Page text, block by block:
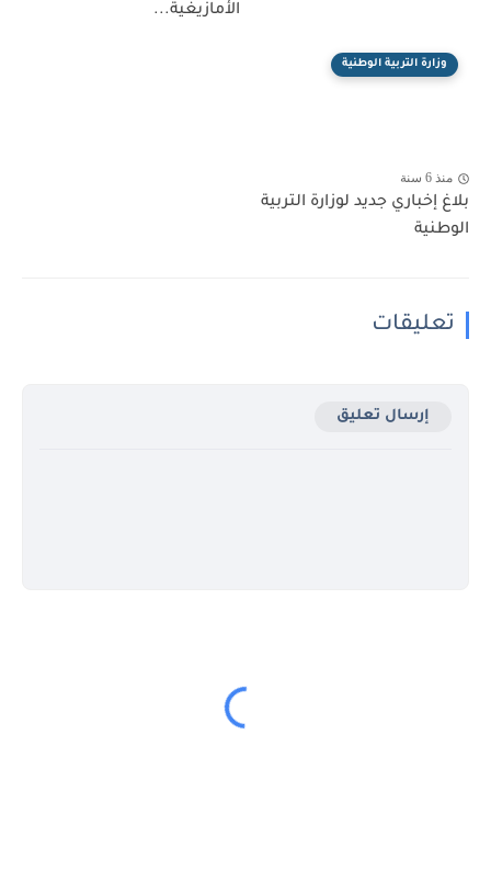
الأمازيغية...
وزارة التربية الوطنية
منذ 6 سنة
بلاغ إخباري جديد لوزارة التربية
الوطنية
تعليقات
إرسال تعليق